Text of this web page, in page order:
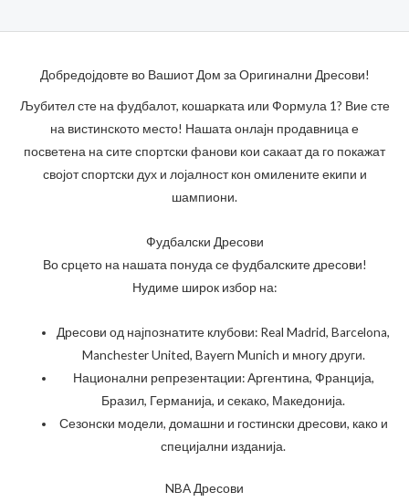
Добредојдовте во Вашиот Дом за Оригинални Дресови!
Љубител сте на фудбалот, кошарката или Формула 1? Вие сте
на вистинското место! Нашата онлајн продавница е
посветена на сите спортски фанови кои сакаат да го покажат
својот спортски дух и лојалност кон омилените екипи и
шампиони.
Фудбалски Дресови
Во срцето на нашата понуда се фудбалските дресови!
Нудиме широк избор на:
Дресови од најпознатите клубови: Real Madrid, Barcelona,
Manchester United, Bayern Munich и многу други.
Национални репрезентации: Аргентина, Франција,
Бразил, Германија, и секако, Македонија.
Сезонски модели, домашни и гостински дресови, како и
специјални изданија.
NBA Дресови